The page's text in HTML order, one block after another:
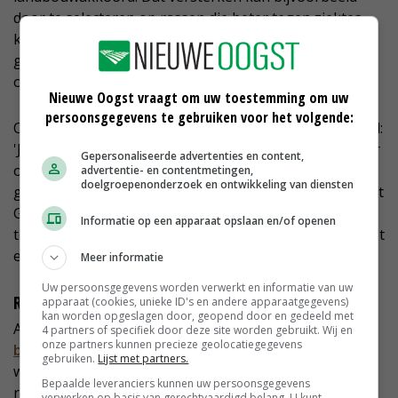
door te selecteren op rassen die beter tegen ziektes
kunnen of door de kwaliteit en weerbaarheid van de
grond te verbeteren. En door opnieuw na te denken
over bijvoorbeeld gewasrotatie en groenbemesters.'
Ook Annette noemde dat veerkrachtige teeltsysteem al:
'Jonge boeren krijgen te maken met toekomstige maar
ook huidige klimaatomstandigheden waaraan ze hun
gewas en teeltmethoden zullen moeten aanpassen. Het
GLB biedt mogelijkheden om hen te ondersteunen om
technische innovaties te ontwikkelen. En om kennis met
elkaar uit te wisselen over wat wel of niet werkt.'
Regelingen jonge boeren
Annette wijst op de specialeregelingen voor jonge
boerenin het GLB: 'Juist bij opvolging in het bedrijf
wordt vaak een nieuwe richting ingeslagen. Deze
regelingen helpen daarbij.'
Nieuwe Oogst vraagt om uw toestemming om uw
persoonsgegevens te gebruiken voor het volgende:
Gepersonaliseerde advertenties en content,
advertentie- en contentmetingen,
doelgroepenonderzoek en ontwikkeling van diensten
Informatie op een apparaat opslaan en/of openen
Meer informatie
Uw persoonsgegevens worden verwerkt en informatie van uw
apparaat (cookies, unieke ID's en andere apparaatgegevens)
kan worden opgeslagen door, geopend door en gedeeld met
4 partners of specifiek door deze site worden gebruikt. Wij en
onze partners kunnen precieze geolocatiegegevens
gebruiken. Lijst met partners.
Bepaalde leveranciers kunnen uw persoonsgegevens